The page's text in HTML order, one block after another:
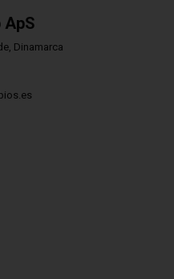
ApS
Dinamarca